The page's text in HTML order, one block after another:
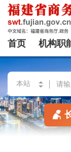
首页 机构职